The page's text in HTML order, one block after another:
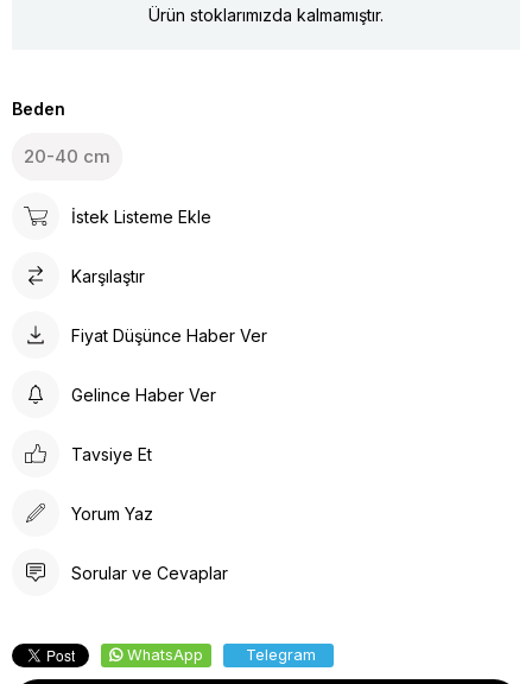
Ürün stoklarımızda kalmamıştır.
Beden
20-40 cm
İstek Listeme Ekle
Karşılaştır
Fiyat Düşünce Haber Ver
Gelince Haber Ver
Tavsiye Et
Yorum Yaz
Sorular ve Cevaplar
WhatsApp Telegram